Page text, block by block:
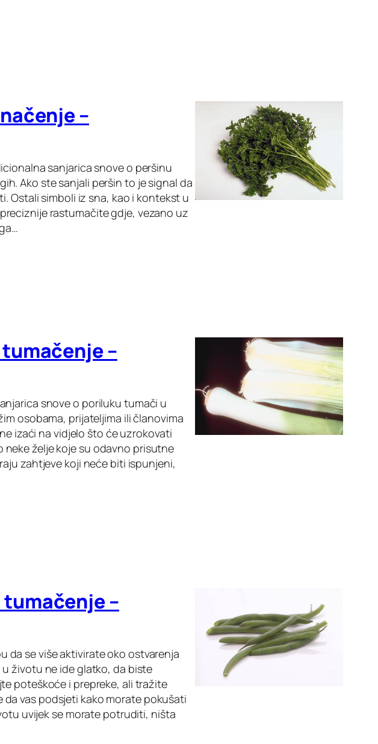
–
sanjarica snove o peršinu
Ako ste sanjali peršin to je signal da
Ostali simboli iz sna, kao i kontekst u
rastumačite gdje, vezano uz
–
snove o poriluku tumači u
osobama, prijateljima ili članovima
izaći na vidjelo što će uzrokovati
želje koje su odavno prisutne
zahtjeve koji neće biti ispunjeni,
tumačenje –
da se više aktivirate oko ostvarenja
životu ne ide glatko, da biste
poteškoće i prepreke, ali tražite
da vas podsjeti kako morate pokušati
uvijek se morate potruditi, ništa